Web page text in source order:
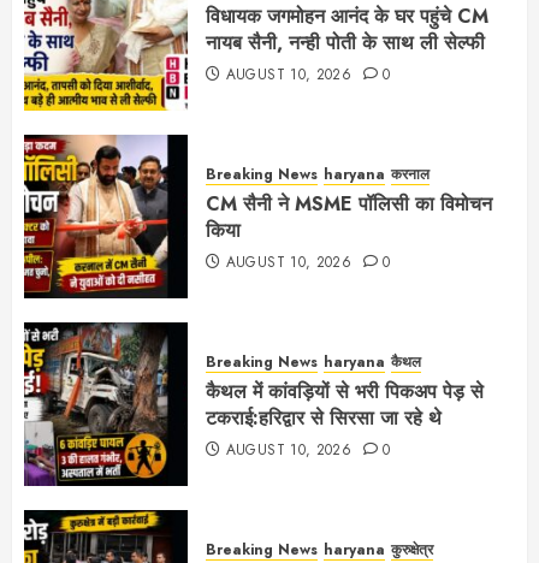
विधायक जगमोहन आनंद के घर पहुंचे CM
नायब सैनी, नन्ही पोती के साथ ली सेल्फी
AUGUST 10, 2026 0
Breaking News haryana करनाल
CM सैनी ने MSME पॉलिसी का विमोचन
किया
AUGUST 10, 2026 0
Breaking News haryana कैथल
कैथल में कांवड़ियों से भरी पिकअप पेड़ से
टकराई:हरिद्वार से सिरसा जा रहे थे
AUGUST 10, 2026 0
Breaking News haryana कुरुक्षेत्र